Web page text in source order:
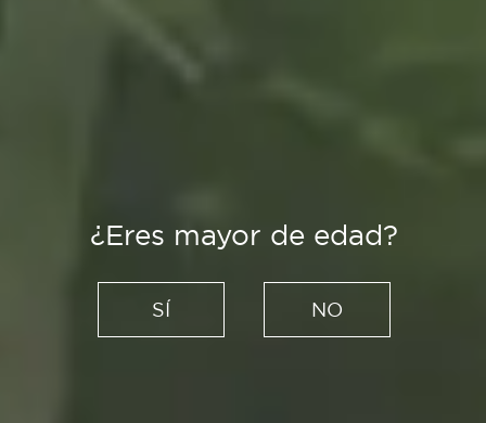
¿Eres mayor de edad?
SÍ NO